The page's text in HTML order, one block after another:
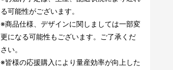
る可能性がございます。
※商品仕様、デザインに関しましては一部変
更になる可能性もございます。ご了承くだ
さい。
※皆様の応援購入により量産効率が向上した